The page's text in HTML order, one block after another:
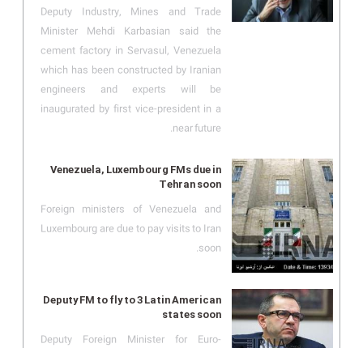
Deputy Industry, Mines and Trade
Minister Mehdi Karbasian said the
cement factory in Servasul, Venezuela
which has been constructed by Iranian
engineers and experts will be
inaugurated by first vice-president in a
near future.
Venezuela, Luxembourg FMs due in
Tehran soon
Foreign ministers of Venezuela and
Luxembourg are due to pay visits to Iran
soon.
Deputy FM to fly to 3 Latin American
states soon
Deputy Foreign Minister for Euro-